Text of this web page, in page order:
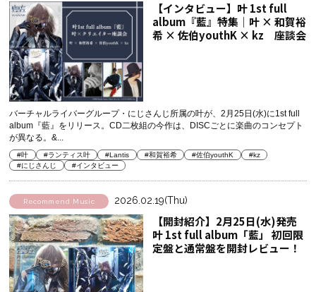
【インタビュー】叶 1st full
album『藍』特集｜叶 × 和賀裕
希 × 佐伯youthK × kz 座談会
バーチャルライバーグループ・にじさんじ所属の叶が、2月25日(水)に1st full
album『藍』をリリース。CD二枚組の今作は、DISCごとに楽曲のコンセプト
が異なる。&...
#叶 #ランティス叶 #Lantis #和賀裕希 #佐伯youthK
#kz
#にじさんじ
#インタビュー
Recommend Music 2026.02.19(Thu)
【開封紹介】2月25日(水)発売
叶 1st full album「藍」 初回限
定盤と通常盤を開封レビュー！